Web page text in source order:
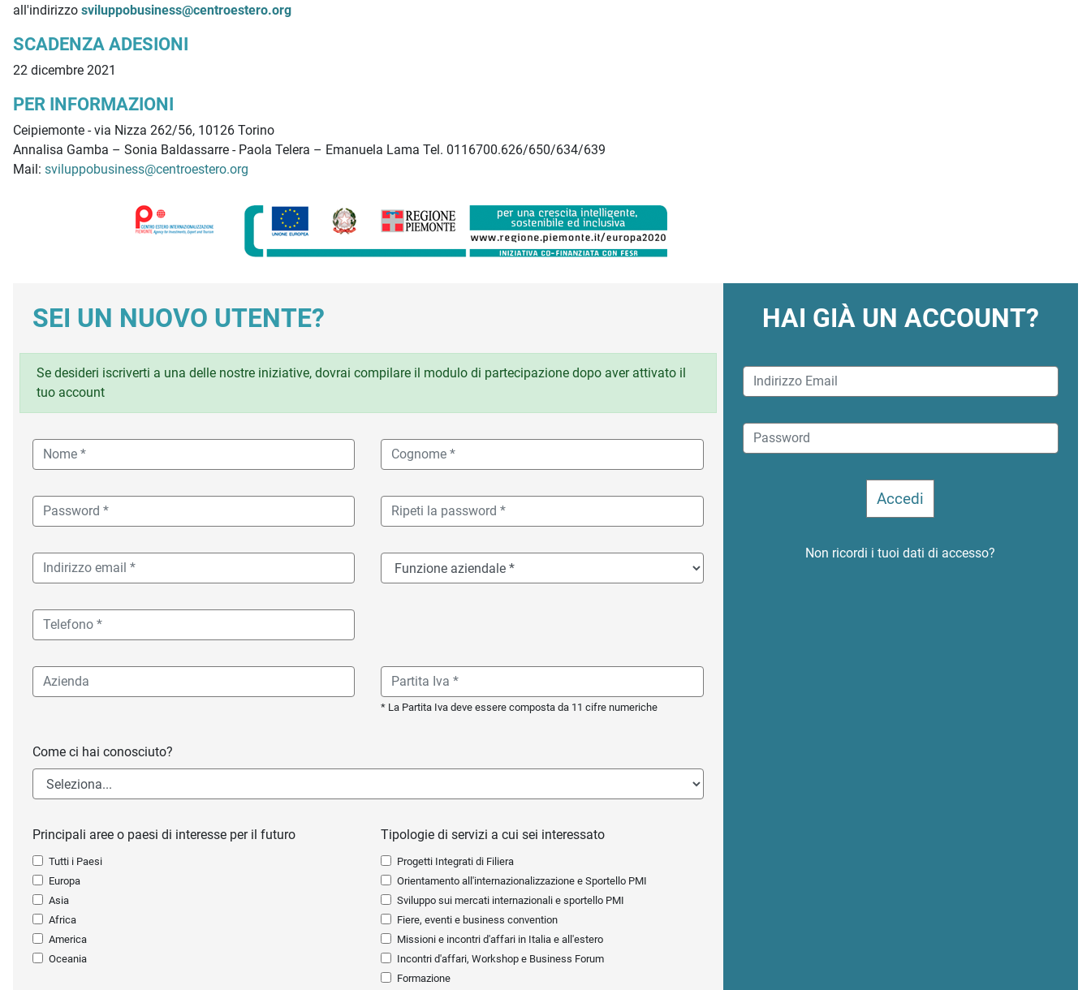
all'indirizzo sviluppobusiness@centroestero.org
SCADENZA ADESIONI
22 dicembre 2021
PER INFORMAZIONI
Ceipiemonte - via Nizza 262/56, 10126 Torino
Annalisa Gamba – Sonia Baldassarre - Paola Telera – Emanuela Lama Tel. 0116700.626/650/634/639
Mail: sviluppobusiness@centroestero.org
SEI UN NUOVO UTENTE?
Se desideri iscriverti a una delle nostre iniziative, dovrai compilare il modulo di partecipazione dopo aver attivato il
tuo account
* La Partita Iva deve essere composta da 11 cifre numeriche
Come ci hai conosciuto?
Principali aree o paesi di interesse per il futuro
Tutti i Paesi
Europa
Asia
Africa
America
Oceania
Tipologie di servizi a cui sei interessato
Progetti Integrati di Filiera
Orientamento all'internazionalizzazione e Sportello PMI
Sviluppo sui mercati internazionali e sportello PMI
Fiere, eventi e business convention
Missioni e incontri d'affari in Italia e all'estero
Incontri d'affari, Workshop e Business Forum
Formazione
HAI GIÀ UN ACCOUNT?
Non ricordi i tuoi dati di accesso?